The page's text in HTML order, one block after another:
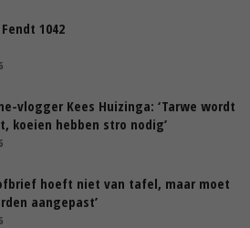
Fendt 1042
vlogger Kees Huizinga: ‘Tarwe wordt
koeien hebben stro nodig’
hoeft niet van tafel, maar moet
aangepast’